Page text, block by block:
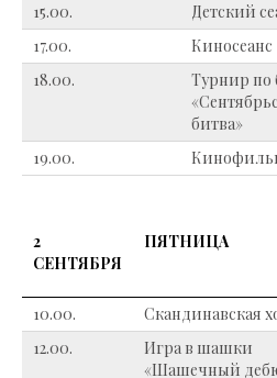
15.00. Детский
17.00.
Киносеанс
18.00.
Турнир по
битва»
19.00.
2
СЕНТЯБРЯ
ПЯТНИЦА
10.00. Скандинавская
12.00.
Игра в шашки
«Шашечный